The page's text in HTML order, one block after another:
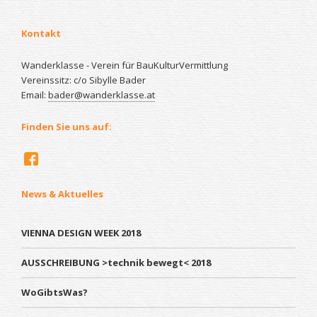
Kontakt
Wanderklasse - Verein für BauKulturVermittlung
Vereinssitz: c/o Sibylle Bader
Email: bader@wanderklasse.at
Finden Sie uns auf:
News & Aktuelles
VIENNA DESIGN WEEK 2018
AUSSCHREIBUNG >technik bewegt< 2018
WoGibtsWas?